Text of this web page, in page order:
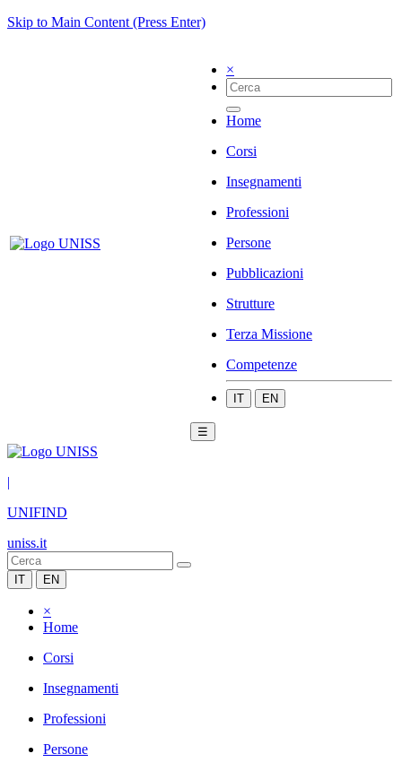
Skip to Main Content (Press Enter)
×
Home
Corsi
Insegnamenti
Professioni
Persone
Pubblicazioni
Strutture
Terza Missione
Competenze
IT EN
☰
|
UNIFIND
uniss.it
IT EN
×
Home
Corsi
Insegnamenti
Professioni
Persone